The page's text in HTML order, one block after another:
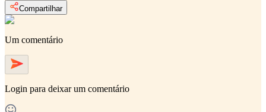
Compartilhar
Um comentário
Login para deixar um comentário